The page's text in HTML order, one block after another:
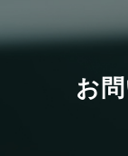
お